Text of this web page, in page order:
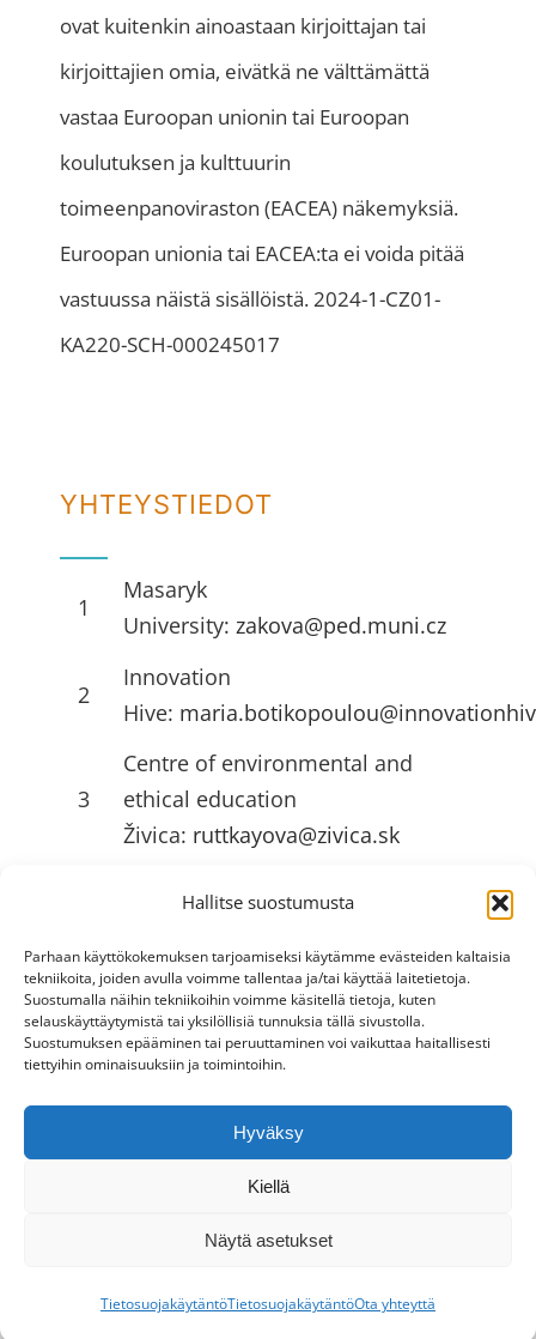
Hallitse suostumusta
Parhaan käyttökokemuksen tarjoamiseksi käytämme evästeiden kaltaisia
tekniikoita, joiden avulla voimme tallentaa ja/tai käyttää laitetietoja.
Suostumalla näihin tekniikoihin voimme käsitellä tietoja, kuten
selauskäyttäytymistä tai yksilöllisiä tunnuksia tällä sivustolla.
Suostumuksen epääminen tai peruuttaminen voi vaikuttaa haitallisesti
tiettyihin ominaisuuksiin ja toimintoihin.
Hyväksy
Kiellä
Näytä asetukset
TietosuojakäytäntöTietosuojakäytäntöOta yhteyttä
ovat kuitenkin ainoastaan kirjoittajan tai
kirjoittajien omia, eivätkä ne välttämättä
vastaa Euroopan unionin tai Euroopan
koulutuksen ja kulttuurin
toimeenpanoviraston (EACEA) näkemyksiä.
Euroopan unionia tai EACEA:ta ei voida pitää
vastuussa näistä sisällöistä. 2024-1-CZ01-
KA220-SCH-000245017
YHTEYSTIEDOT
1
Masaryk
University:zakova@ped.muni.cz
2
Innovation
Hive:
3
Centre of environmental and
ethical education
Živica: ruttkayova@zivica.sk
HYÖDYLLISIÄ LINKKEJÄ
Navigation
pidätetään